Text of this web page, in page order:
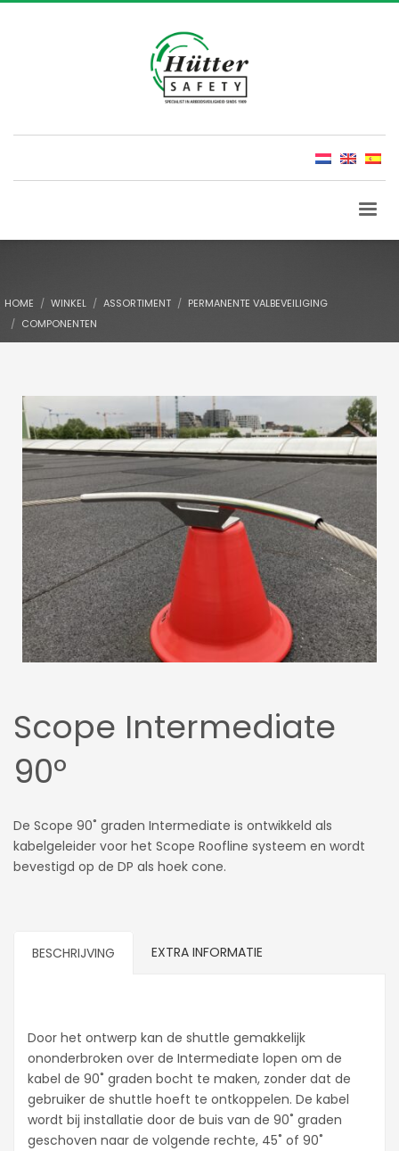
HOME WINKEL ASSORTIMENT
PERMANENTE VALBEVEILIGING
COMPONENTEN
Scope Intermediate
90º
De Scope 90˚ graden Intermediate is ontwikkeld als
kabelgeleider voor het Scope Roofline systeem en wordt
bevestigd op de DP als hoek cone.
BESCHRIJVING EXTRA INFORMATIE
Door het ontwerp kan de shuttle gemakkelijk
ononderbroken over de Intermediate lopen om de
kabel de 90˚ graden bocht te maken, zonder dat de
gebruiker de shuttle hoeft te ontkoppelen. De kabel
wordt bij installatie door de buis van de 90˚ graden
geschoven naar de volgende rechte, 45˚ of 90˚